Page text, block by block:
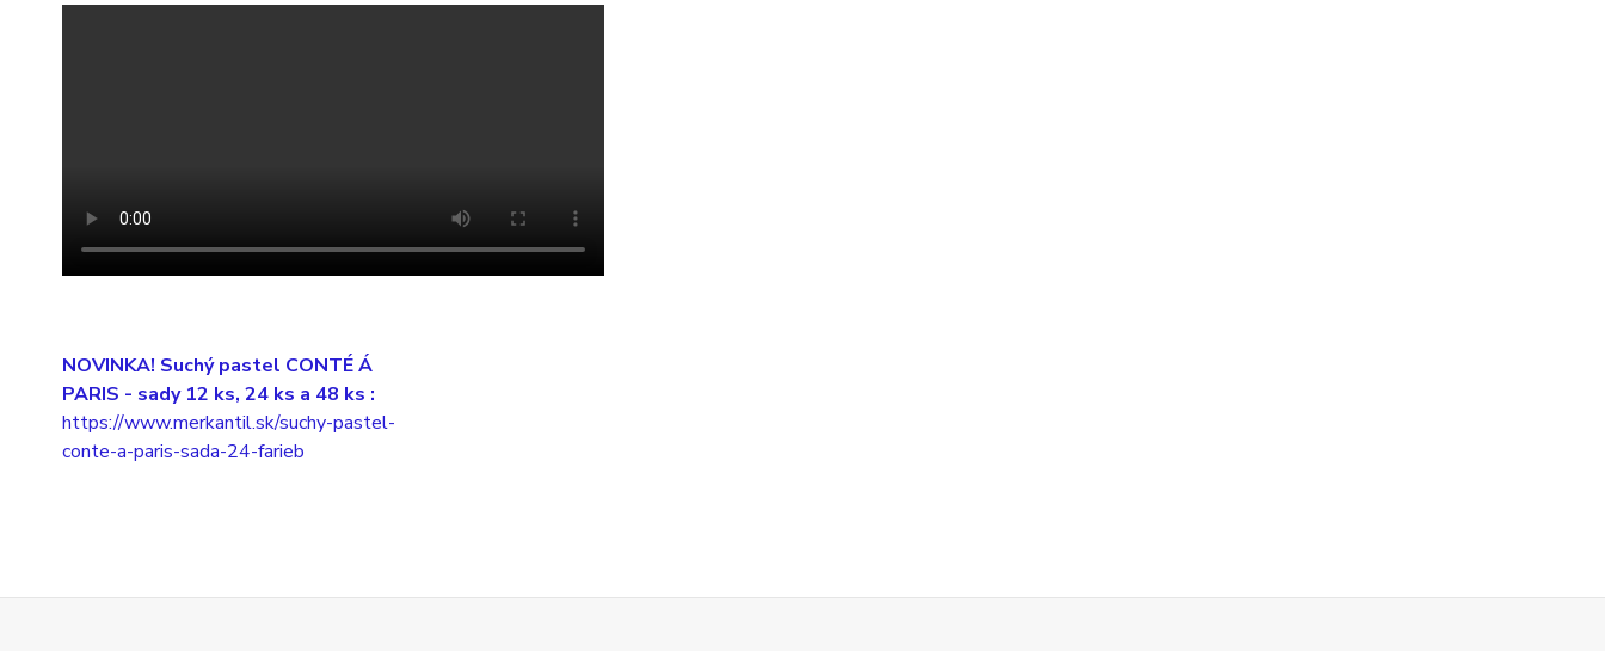
NOVINKA! Suchý pastel CONTÉ Á
PARIS - sady 12 ks, 24 ks a 48 ks :
https://www.merkantil.sk/suchy-pastel-
conte-a-paris-sada-24-farieb